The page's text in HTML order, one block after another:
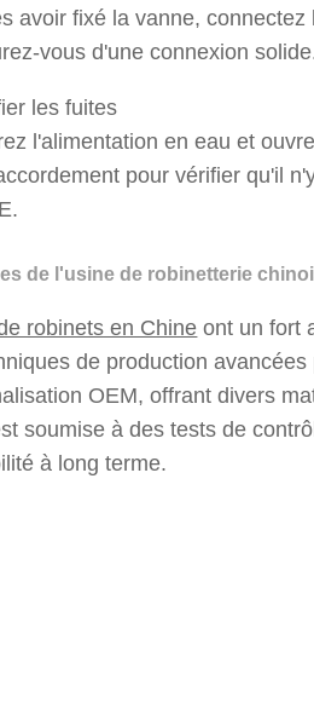
avoir fixé la vanne,
vous d'une connexion
les fuites
l'alimentation en eau et
pour vérifier qu'il
de l'usine de robinetterie
robinets en Chine ont un fort
de production
OEM, offrant divers
soumise à des tests de
à long terme.